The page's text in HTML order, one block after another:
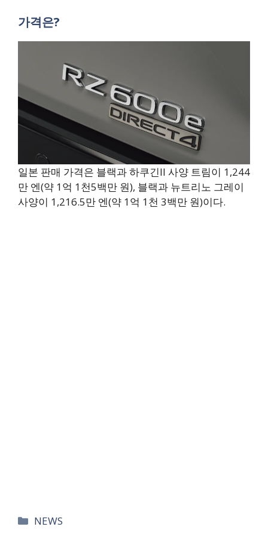
가격은?
일본 판매 가격은 블랙과 하쿠긴II 사양 트림이 1,244
만 엔(약 1억 1천5백만 원), 블랙과 뉴트리노 그레이
사양이 1,216.5만 엔(약 1억 1천 3백만 원)이다.
카
NEWS